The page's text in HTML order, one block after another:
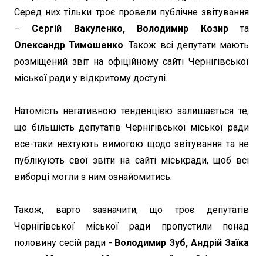
Серед них тільки троє провели публічне звітування
– Сергій Вакуленко, Володимир Козирта
Олександр Тимошенко. Також всі депутати мають
розміщений звіт на офіційному сайті Чернігівської
міської ради у відкритому доступі.
Натомість негативною тенденцією залишається те,
що більшість депутатів Чернігівської міської ради
все-таки нехтують вимогою щодо звітування та не
публікують свої звіти на сайті міськради, щоб всі
виборці могли з ним ознайомитись.
Також, варто зазначити, що троє депутатів
Чернігівської міської ради пропустили понад
половину сесій ради - Володимир Зуб, Андрій Заїка